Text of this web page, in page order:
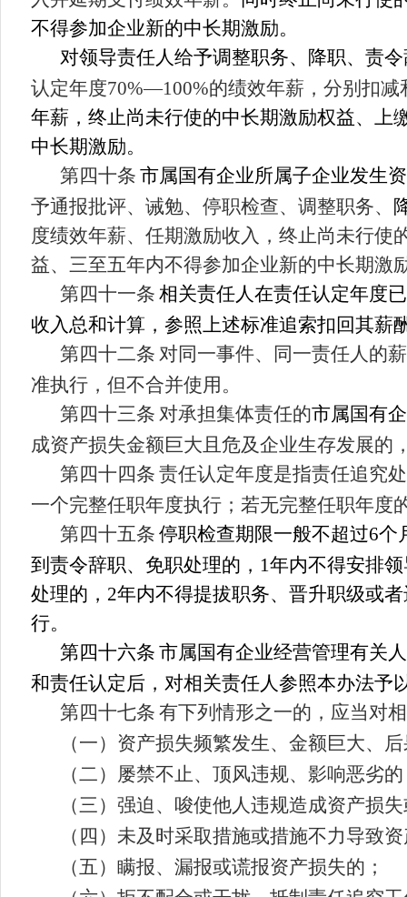
不得参加企业新的中长期激励。
对领导责任人给予调整职务、 降职、 责
认定年度70%—100%的绩效年薪，分别扣
年薪，终止尚未行使的中长期激励权益、上
中长期激励。
第四十条 市属国有企业所属子企业发生
予通报批评、诫勉、停职检查、 调整职务、
度绩效年薪、任期激励收入，终止尚未行使
益、三至五年内不得参加企业新的中长期激
第四十一条 相关责任人在责任认定年度
收入总和计算，参照上述标准追索扣回其薪
第四十二条 对同一事件、同一责任人的
准执行，但不合并使用。
第四十三条 对承担集体责任的市属国有
成资产损失金额巨大且危及企业生存发展的
第四十四条 责任认定年度是指责任追究
一个完整任职年度执行；若无完整任职年度
第四十五条 停职检查期限一般不超过6个
到责令辞职、免职处理的， 1年内不得安排
处理的， 2年内不得提拔职务、晋升职级或
行。
第四十六条 市属国有企业经营管理有关
和责任认定后，对相关责任人参照本办法予
第四十七条 有下列情形之一的，应当对
（一）资产损失频繁发生、金额巨大、
（二）屡禁不止、顶风违规、影响恶劣
（三）强迫、唆使他人违规造成资产损
（四）未及时采取措施或措施不力导致
（五）瞒报、漏报或谎报资产损失的；